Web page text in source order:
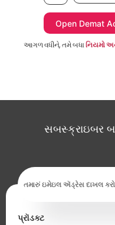
આગળ વધીને, તમે બધાનિયમો
સબસ્ક્રાઇબર
ઇમેઇલ ઍડ્રેસ આવશ્યક છે
પ્રૉડક્ટ